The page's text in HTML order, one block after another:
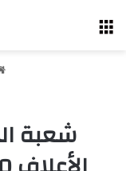
شعبة